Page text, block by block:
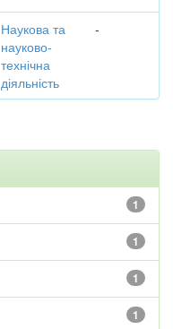
Наукова та
науково-
технічна
діяльність
-
1
1
1
1